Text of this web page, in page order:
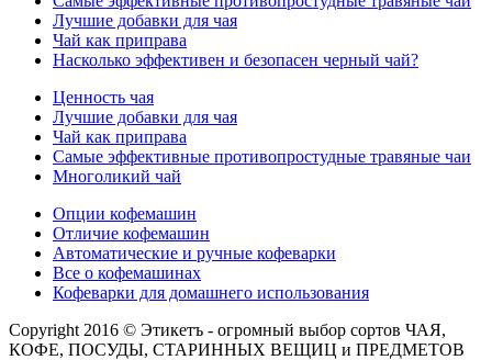
Лучшие добавки для чая
Чай как приправа
Насколько эффективен и безопасен черный чай?
Ценность чая
Лучшие добавки для чая
Чай как приправа
Самые эффективные противопростудные травяные чаи
Многоликий чай
Опции кофемашин
Отличие кофемашин
Автоматические и ручные кофеварки
Все о кофемашинах
Кофеварки для домашнего использования
Copyright 2016 © Этикетъ - огромный выбор сортов ЧАЯ,
КОФЕ, ПОСУДЫ, СТАРИННЫХ ВЕЩИЦ и ПРЕДМЕТОВ